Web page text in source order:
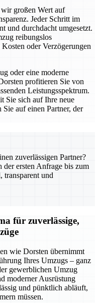
großen Wert auf
Jeder Schritt im
und durchdacht umgesetzt.
reibungslos
oder Verzögerungen
oder eine moderne
profitieren Sie von
Leistungsspektrum.
Sie sich auf Ihre neue
auf einen Partner, der
zuverlässigen Partner?
der ersten Anfrage bis zum
transparent und
für zuverlässige,
wie Dorsten übernimmt
Ihres Umzugs – ganz
gewerblichen Umzug
moderner Ausrüstung
und pünktlich abläuft,
müssen.